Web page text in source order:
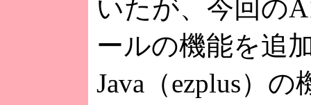
いたが、今回の
ールの機能を追
Java（ezplus）